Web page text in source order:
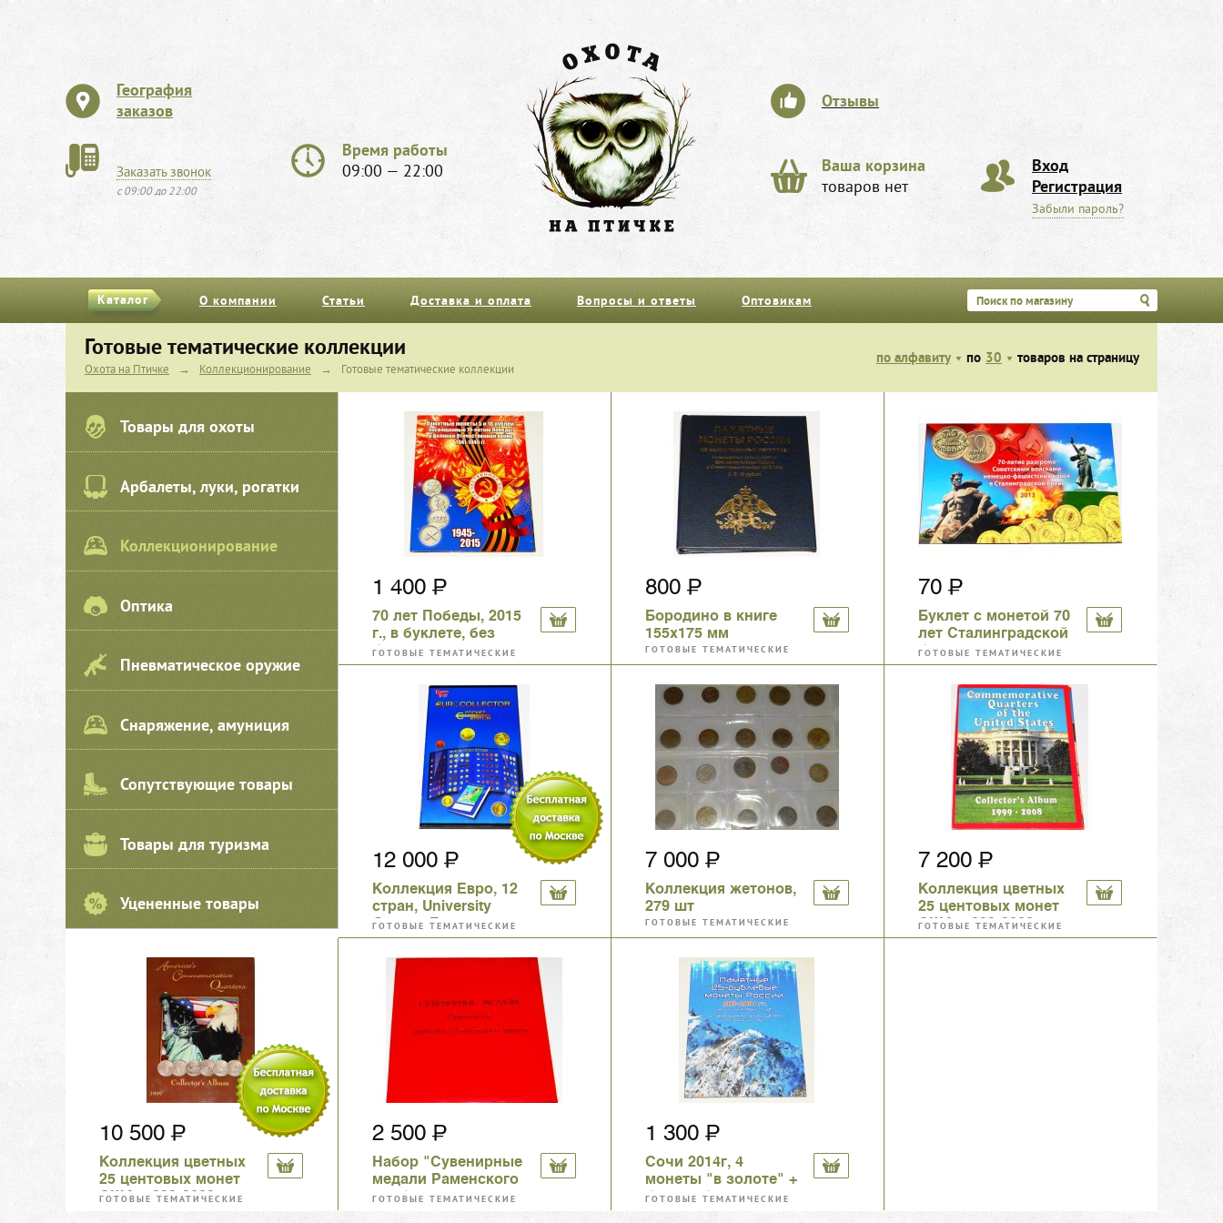
География
заказов
Заказать звонок
с 09:00 до 22:00
Время работы
09:00 — 22:00
Отзывы
Ваша корзина
товаров нет
Вход
Регистрация
Забыли пароль?
Каталог О компании Статьи Доставка и оплата Вопросы и ответы Оптовикам
Готовые тематические коллекции
Охота на Птичке → Коллекционирование → Готовые тематические коллекции
по алфавиту по 30 товаров на страницу
Товары для охоты
Арбалеты, луки, рогатки
Коллекционирование
Оптика
Пневматическое оружие
Снаряжение, амуниция
Сопутствующие товары
Товары для туризма
Уцененные товары
1 400
70 лет Победы, 2015
г., в буклете, без
биметалла
ГОТОВЫЕ ТЕМАТИЧЕСКИЕ
КОЛЛЕКЦИИ
800
Бородино в книге
155х175 мм
ГОТОВЫЕ ТЕМАТИЧЕСКИЕ
КОЛЛЕКЦИИ
70
Буклет с монетой 70
лет Сталинградской
битве
ГОТОВЫЕ ТЕМАТИЧЕСКИЕ
КОЛЛЕКЦИИ
12 000
Коллекция Евро, 12
стран, University
Games, Голландия
ГОТОВЫЕ ТЕМАТИЧЕСКИЕ
КОЛЛЕКЦИИ
7 000
Коллекция жетонов,
279 шт
ГОТОВЫЕ ТЕМАТИЧЕСКИЕ
КОЛЛЕКЦИИ
7 200
Коллекция цветных
25 центовых монет
США, 1999-2008гг.
ГОТОВЫЕ ТЕМАТИЧЕСКИЕ
КОЛЛЕКЦИИ
10 500
Коллекция цветных
25 центовых монет
США, 1999-2009гг.
ГОТОВЫЕ ТЕМАТИЧЕСКИЕ
2 500
Набор "Сувенирные
медали Раменского
приборостроительного
ГОТОВЫЕ ТЕМАТИЧЕСКИЕ
1 300
Сочи 2014г, 4
монеты "в золоте" +
бона, в буклете
ГОТОВЫЕ ТЕМАТИЧЕСКИЕ